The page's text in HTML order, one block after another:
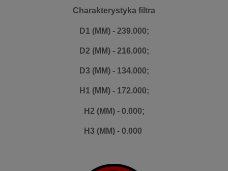
Charakterystyka filtra
D1 (MM) - 239.000;
D2 (MM) - 216.000;
D3 (MM) - 134.000;
H1 (MM) - 172.000;
H2 (MM) - 0.000;
H3 (MM) - 0.000